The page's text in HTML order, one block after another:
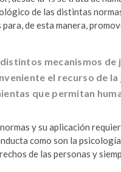
de las distintas
de esta manera,
mecanismos
el recurso de
que permitan
y su aplicación
como son la
de las personas y